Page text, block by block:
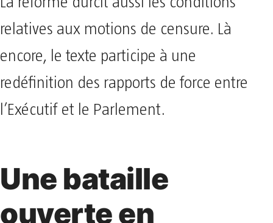
relatives aux motions de censure. Là
encore, le texte participe à une
redéfinition des rapports de force entre
l’Exécutif et le Parlement.
Une bataille
ouverte en